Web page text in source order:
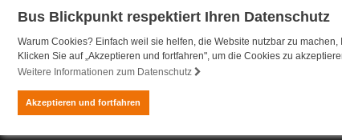
Bus Blickpunkt respektiert Ihren Datenschutz
Warum Cookies? Einfach weil sie helfen, die Website nutzbar zu
Klicken Sie auf „Akzeptieren und fortfahren", um die Cookies zu
Weitere Informationen zum Datenschutz
Akzeptieren und fortfahren